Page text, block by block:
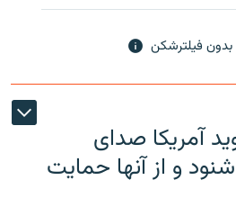
فیلترشکن
آمریکا صدای
و از آنها حمایت